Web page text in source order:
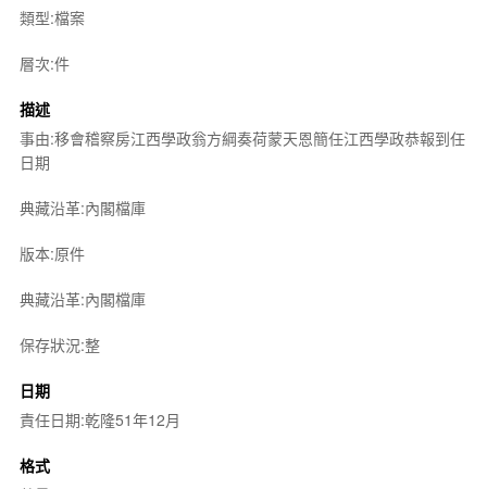
類型:檔案
層次:件
描述
事由:移會稽察房江西學政翁方綱奏荷蒙天恩簡任江西學政恭報到任
日期
典藏沿革:內閣檔庫
版本:原件
典藏沿革:內閣檔庫
保存狀況:整
日期
責任日期:乾隆51年12月
格式